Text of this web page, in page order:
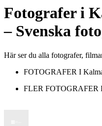
Fotograferi
– Svenska
Här ser du alla fotografer,
FOTOGRAFER I
FLER FOTOGRAFER